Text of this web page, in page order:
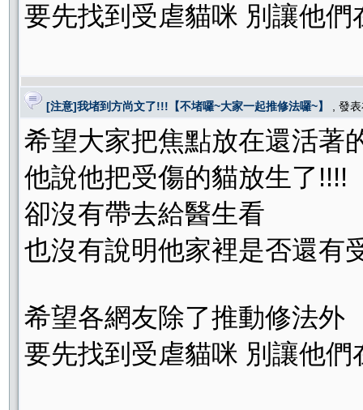
要先找到受虐貓咪 別讓他們
[注意]我堵到方尚文了!!!【不堵囉~大家一起推修法囉~】 , 發
希望大家把焦點放在還活著
他說他把受傷的貓放生了!!!!
卻沒有帶去給醫生看
也沒有說明他家裡是否還有
希望各網友除了推動修法外
要先找到受虐貓咪 別讓他們